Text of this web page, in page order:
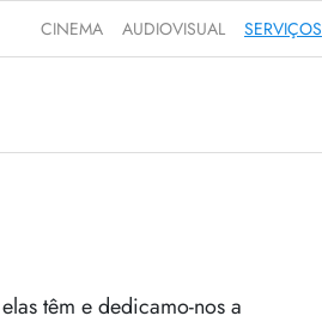
CINEMA AUDIOVISUAL SERVIÇOS
têm e dedicamo-nos a